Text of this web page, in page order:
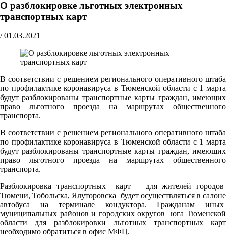
О разблокировке льготных электронных
транспортных карт
/ 01.03.2021
В соответствии с решением регионального оперативного штаба
по профилактике коронавируса в Тюменской области с 1 марта
будут разблокированы транспортные карты граждан, имеющих
право льготного проезда на маршрутах общественного
транспорта.
В соответствии с решением регионального оперативного штаба
по профилактике коронавируса в Тюменской области с 1 марта
будут разблокированы транспортные карты граждан, имеющих
право льготного проезда на маршрутах общественного
транспорта.
Разблокировка транспортных карт для жителей городов
Тюмени, Тобольска, Ялуторовска будет осуществляться в салоне
автобуса на терминале кондуктора. Гражданам иных
муниципальных районов и городских округов юга Тюменской
области для разблокировки льготных транспортных карт
необходимо обратиться в офис МФЦ.